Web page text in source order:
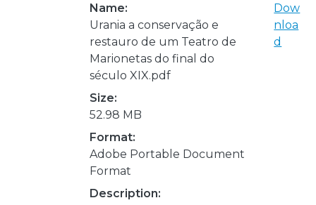
Name:
Urania a conservação e
restauro de um Teatro de
Marionetas do final do
século XIX.pdf
Size:
52.98 MB
Format:
Adobe Portable Document
Format
Description:
Dow
nloa
d